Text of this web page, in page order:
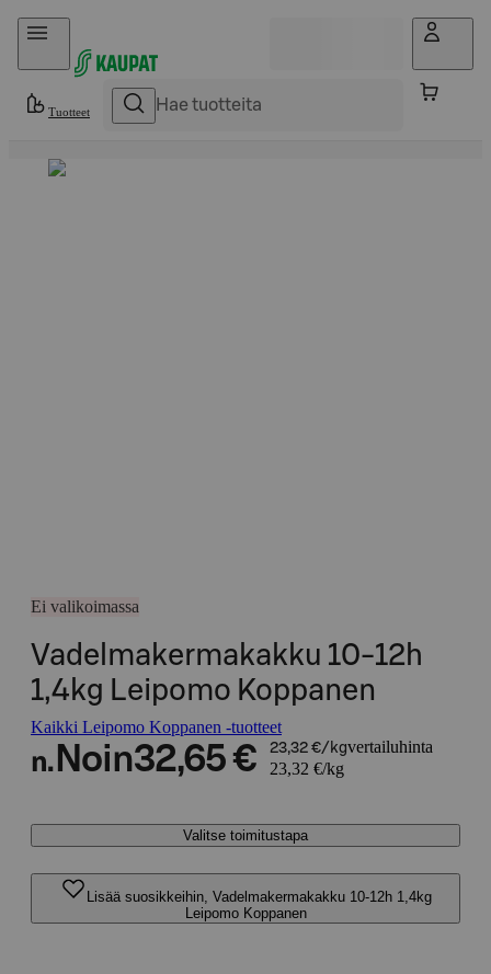
Hyppää sisältöön
Tuotteet
Ei valikoimassa
Vadelmakermakakku 10-12h
1,4kg Leipomo Koppanen
Kaikki Leipomo Koppanen -tuotteet
n. Noin32,65 € 23,32 €/kgvertailuhinta
23,32 €/kg
Valitse toimitustapa
Lisää suosikkeihin, Vadelmakermakakku 10-12h 1,4kg
Leipomo Koppanen